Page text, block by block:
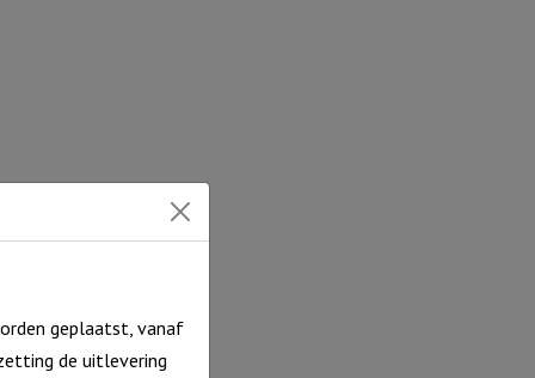
geplaatst, vanaf
de uitlevering